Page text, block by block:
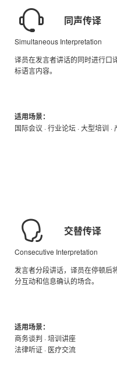
同声传译
Simultaneous Interpretation
译员在发言者讲话的同时进行口
标语言内容。
适用场景：
国际会议 · 行业论坛 · 大型培训 ·
交替传译
Consecutive Interpretation
发言者分段讲话，译员在停顿后
分互动和信息确认的场合。
适用场景：
商务谈判 · 培训讲座
法律听证 · 医疗交流